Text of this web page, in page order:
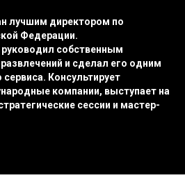
лучшим директором по
Федерации.
руководил собственным
и сделал его одним
Консультирует
компании, выступает на
сессии и мастер-